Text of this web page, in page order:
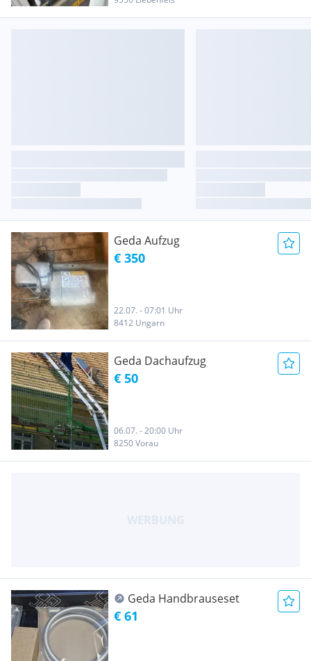
Geda Aufzug
€ 350
22.07. - 07:01 Uhr
8412 Ungarn
Geda Dachaufzug
€ 50
06.07. - 20:00 Uhr
8250 Vorau
Geda Handbrauseset
€ 61